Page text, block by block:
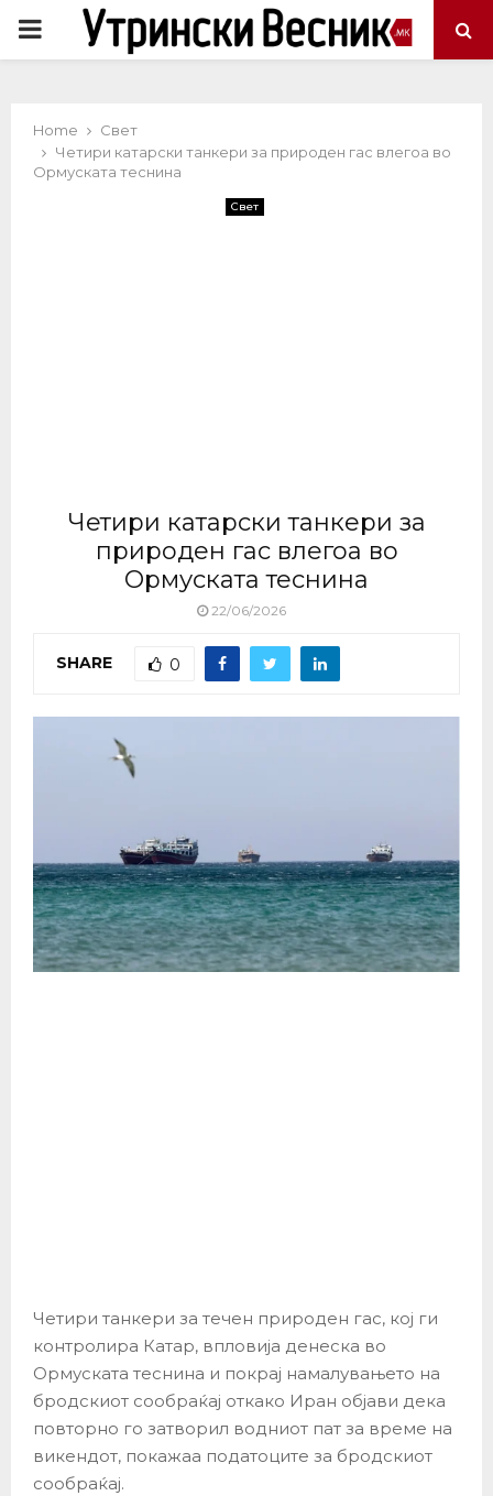
PRIMARY
Home
Свет
Четири катарски танкери за природен гас влегоа во
Ормуската теснина
Свет
Четири катарски танкери за
природен гас влегоа во
Ормуската теснина
22/06/2026
SHARE 0
Четири танкери за течен природен гас, кој ги
контролира Катар, впловија денеска во
Ормуската теснина и покрај намалувањето на
бродскиот сообраќај откако Иран објави дека
повторно го затворил водниот пат за време на
викендот, покажаа податоците за бродскиот
сообраќај.